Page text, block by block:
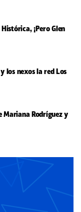
¡Pero Glen
los nexos la red Los
Mariana Rodríguez y